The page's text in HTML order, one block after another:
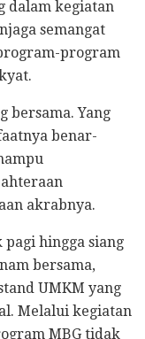
dalam kegiatan
semangat
program
bersama. Yang
benar-
akrabnya.
hingga siang
bersama,
UMKM yang
Melalui kegiatan
MBG tidak